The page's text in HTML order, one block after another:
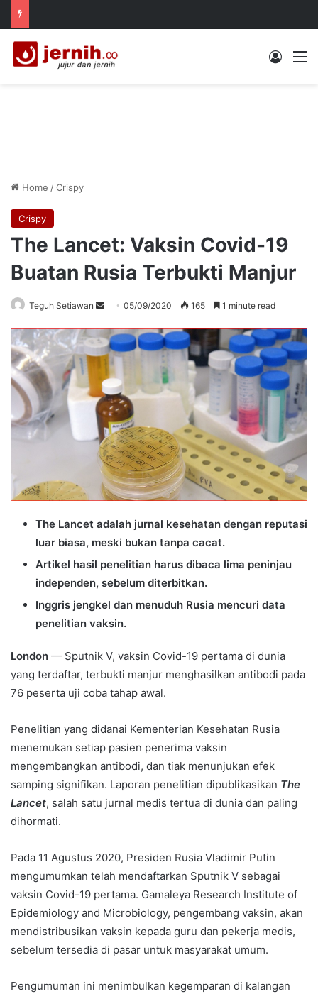
Log In
Home /Crispy
Crispy
The Lancet: Vaksin Covid-19
Buatan Rusia Terbukti Manjur
Teguh Setiawan
Send
email
05/09/2020 165 1 minute read
The Lancet adalah jurnal kesehatan dengan reputasi
luar biasa, meski bukan tanpa cacat.
Artikel hasil penelitian harus dibaca lima peninjau
independen, sebelum diterbitkan.
Inggris jengkel dan menuduh Rusia mencuri data
penelitian vaksin.
London — Sputnik V, vaksin Covid-19 pertama di dunia
yang terdaftar, terbukti manjur menghasilkan antibodi pada
76 peserta uji coba tahap awal.
Penelitian yang didanai Kementerian Kesehatan Rusia
menemukan setiap pasien penerima vaksin
mengembangkan antibodi, dan tiak menunjukan efek
samping signifikan. Laporan penelitian dipublikasikan The
Lancet, salah satu jurnal medis tertua di dunia dan paling
dihormati.
Pada 11 Agustus 2020, Presiden Rusia Vladimir Putin
mengumumkan telah mendaftarkan Sputnik V sebagai
vaksin Covid-19 pertama. Gamaleya Research Institute of
Epidemiology and Microbiology, pengembang vaksin, akan
mendistribusikan vaksin kepada guru dan pekerja medis,
sebelum tersedia di pasar untuk masyarakat umum.
Pengumuman ini menimbulkan kegemparan di kalangan